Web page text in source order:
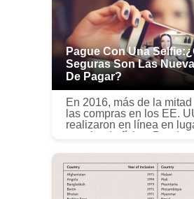
Pague Con Una
Seguras Son Las
De Pagar?
En 2016, más de la
las compras en los EE.
realizaron en línea en
una tienda física. Desde
list...